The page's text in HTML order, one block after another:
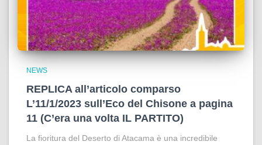
NEWS
REPLICA all’articolo comparso
L’11/1/2023 sull’Eco del Chisone a pagina
11 (C’era una volta IL PARTITO)
La fioritura del Deserto di Atacama è una incredibile